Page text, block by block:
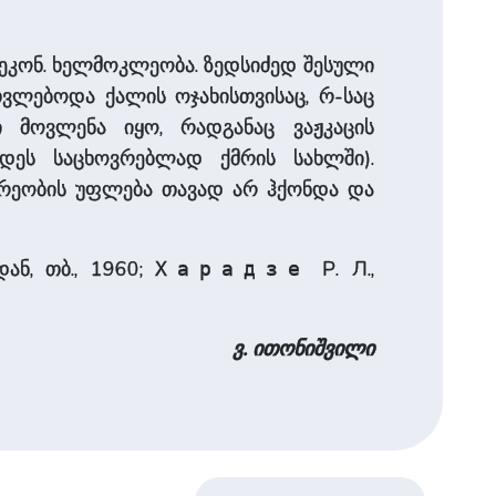
ეკონ. ხელმოკლეობა. ზედსიძედ შესული
ქალის ოჯახისთვისაც, რ-საც
იყო, რადგანაც ვაჟკაცის
საცხოვრებლად ქმრის სახლში).
უფლება თავად არ ჰქონდა და
თბ., 1960; Харадзе Р. Л.,
ვ. ითონიშვილი